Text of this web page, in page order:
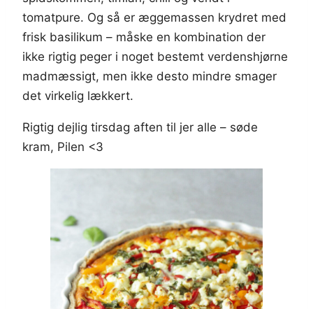
tomatpure. Og så er æggemassen krydret med
frisk basilikum – måske en kombination der
ikke rigtig peger i noget bestemt verdenshjørne
madmæssigt, men ikke desto mindre smager
det virkelig lækkert.
Rigtig dejlig tirsdag aften til jer alle – søde
kram, Pilen <3